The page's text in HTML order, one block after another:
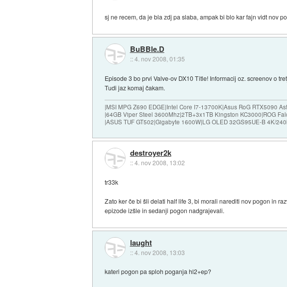
sj ne recem, da je bla zdj pa slaba, ampak bi blo kar fajn vidt nov
BuBBle.D
::4. nov 2008, 01:35
Episode 3 bo prvi Valve-ov DX10 Title! Informacij oz. screenov o
Tudi jaz komaj čakam.
|MSI MPG Z690 EDGE|Intel Core I7-13700K|Asus RoG RTX5090
|64GB Viper Steel 3600Mhz|2TB+3x1TB Kingston KC3000|ROG
|ASUS TUF GT502|Gigabyte 1600W|LG OLED 32GS95UE-B 4K/
destroyer2k
::4. nov 2008, 13:02
tr33k
Zato ker če bi šli delati half life 3, bi morali narediti nov pogon in
epizode izšle in sedanji pogon nadgrajevali.
laught
::4. nov 2008, 13:03
kateri pogon pa sploh poganja hl2+ep?